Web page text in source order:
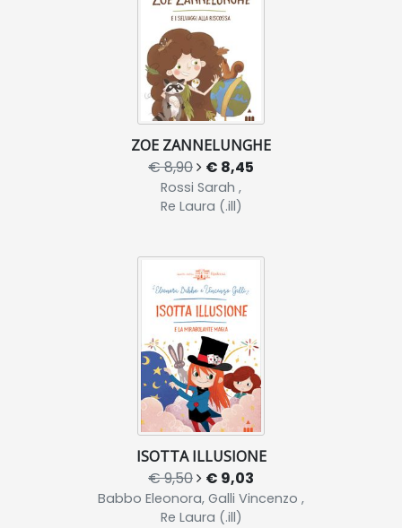
ZOE ZANNELUNGHE
€ 8,90 € 8,45
Rossi Sarah ,
Re Laura (.ill)
ISOTTA ILLUSIONE
€ 9,50 € 9,03
Babbo Eleonora, Galli Vincenzo ,
Re Laura (.ill)